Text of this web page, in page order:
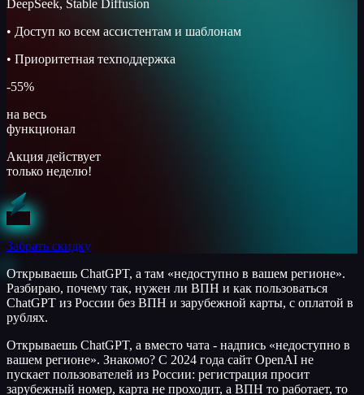
DeepSeek, Stable Diffusion
• Доступ ко всем ассистентам и шаблонам
• Приоритетная техподдержка
-55%
на весь
функционал
Акция действует
только неделю!
Забрать скидку
Открываешь ChatGPT, а там «недоступно в вашем регионе».
Разбираю, почему так, нужен ли ВПН и как пользоваться
ChatGPT из России без ВПН и зарубежной карты, с оплатой в
рублях.
Открываешь ChatGPT, а вместо чата - надпись «недоступно в
вашем регионе». Знакомо? С 2024 года сайт OpenAI не
пускает пользователей из России: регистрация просит
зарубежный номер, карта не проходит, а ВПН то работает, то